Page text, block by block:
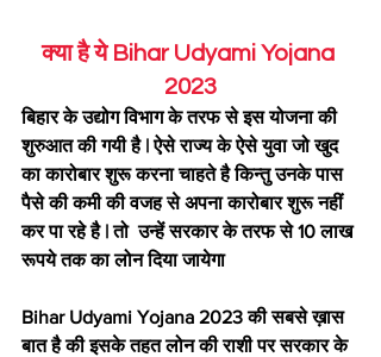
क्या है ये Bihar Udyami Yojana
2023
बिहार के उद्योग विभाग के तरफ से इस योजना की
शुरुआत की गयी है | ऐसे राज्य के ऐसे युवा जो खुद
का कारोबार शुरू करना चाहते है किन्तु उनके पास
पैसे की कमी की वजह से अपना कारोबार शुरू नहीं
कर पा रहे है | तो  उन्हें सरकार के तरफ से 10 लाख
रूपये तक का लोन दिया जायेगा
Bihar Udyami Yojana 2023 की सबसे ख़ास
बात है की इसके तहत लोन की राशी पर सरकार के